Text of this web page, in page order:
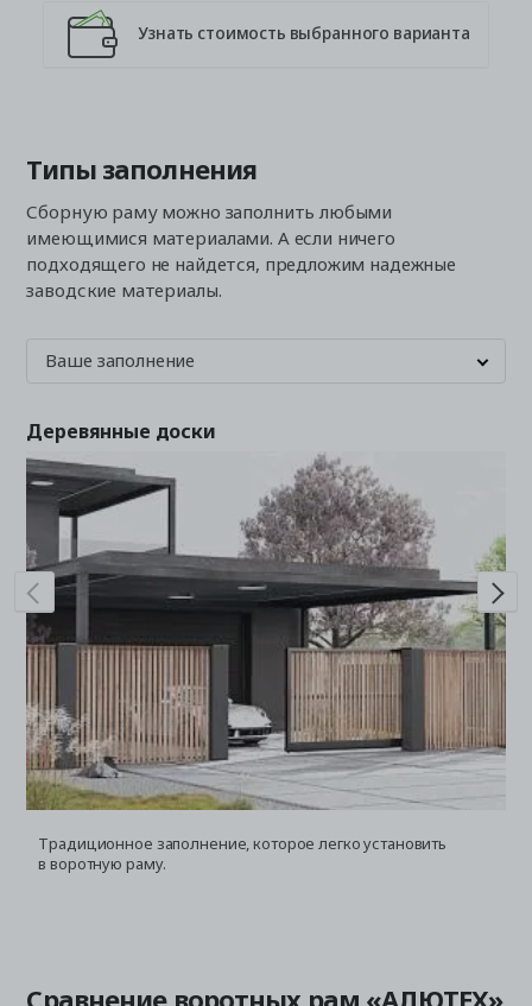
Узнать стоимость выбранного варианта
Типы заполнения
Сборную раму можно заполнить любыми
имеющимися материалами. А если ничего
подходящего не найдется, предложим надежные
заводские материалы.
Ваше заполнение
Деревянные доски
Традиционное заполнение, которое легко установить
в воротную раму.